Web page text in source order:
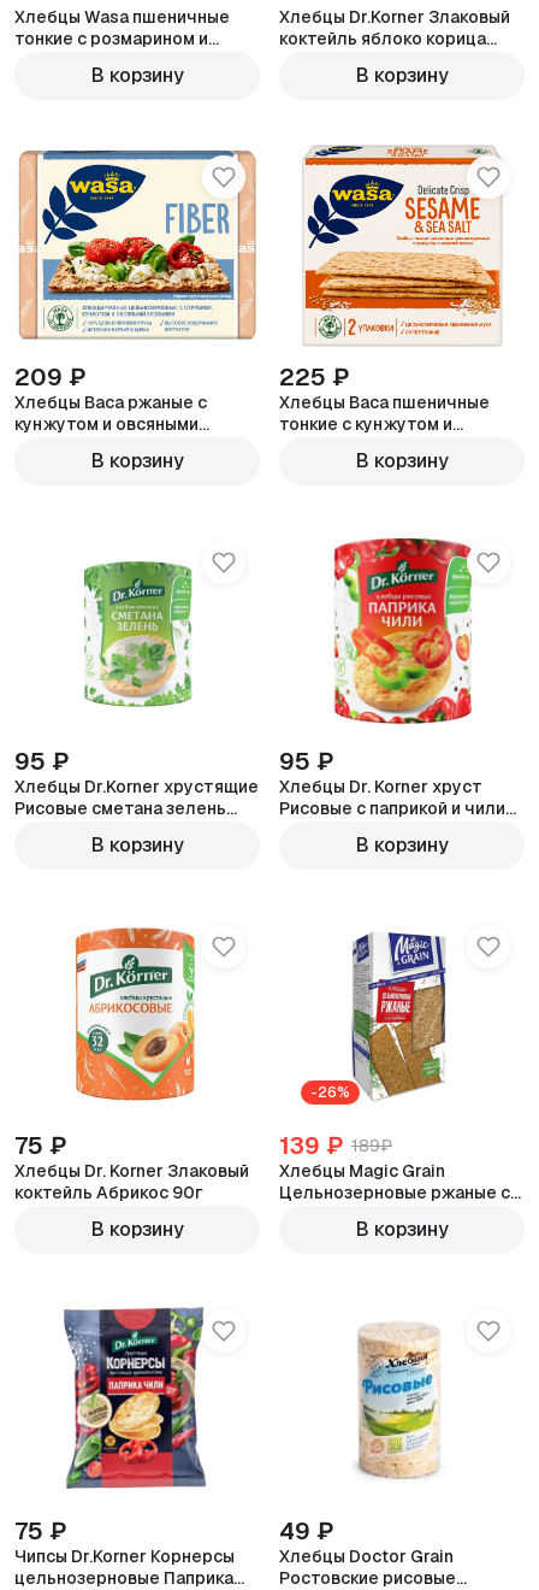
Хлебцы Wasa пшеничные
тонкие с розмарином и
В корзину
Хлебцы Dr.Korner Злаковый
коктейль яблоко корица
В корзину
209 ₽
Хлебцы Васа ржаные с
кунжутом и овсяными
В корзину
225 ₽
Хлебцы Васа пшеничные
тонкие с кунжутом и
В корзину
95 ₽
Хлебцы Dr.Korner хрустящие
Рисовые сметана зелень
В корзину
95 ₽
Хлебцы Dr. Korner хруст
Рисовые с паприкой и чили
В корзину
75 ₽
Хлебцы Dr. Korner Злаковый
коктейль Абрикос 90г
В корзину
-26%
139 ₽ 189₽
Хлебцы Magic Grain
Цельнозерновые ржаные с
В корзину
75 ₽
Чипсы Dr.Korner Корнерсы
цельнозерновые Паприка
49 ₽
Хлебцы Doctor Grain
Ростовские рисовые